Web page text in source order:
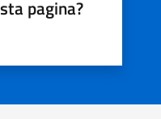
pagina?